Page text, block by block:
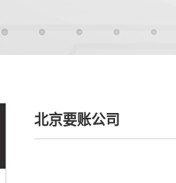
北京要账公司